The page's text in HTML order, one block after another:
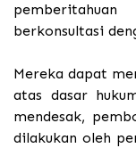
berkonsultasi
Mereka dapat
atas dasar
mendesak,
dilakukan oleh